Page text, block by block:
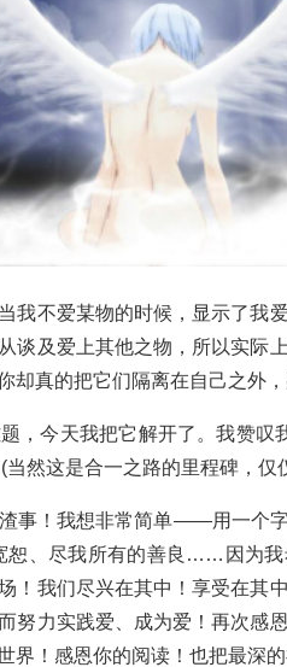
我不爱某物的时候，显示了我
谈及爱上其他之物，所以实际
却真的把它们隔离在自己之外
，今天我把它解开了。我赞叹
(当然这是合一之路的里程碑，
事！我想非常简单——用一个字
恕、尽我所有的善良……因为
！我们尽兴在其中！享受在其
努力实践爱、成为爱！再次感
界！感恩你的阅读！也把最深的